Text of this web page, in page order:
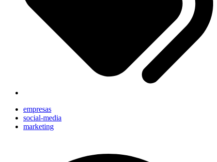
empresas
social-media
marketing